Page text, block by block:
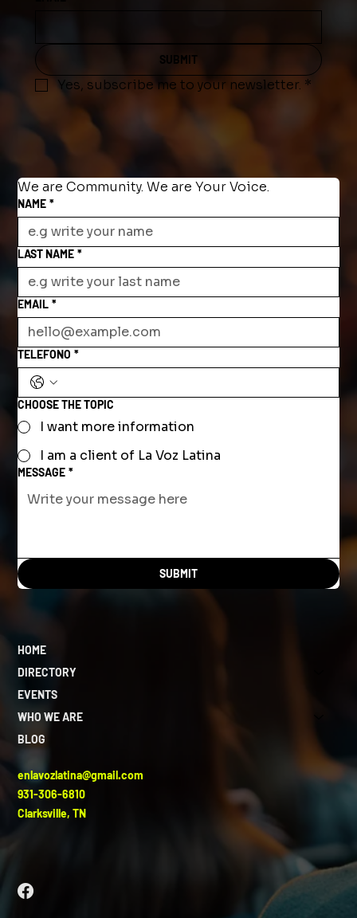
SUBMIT
Yes, subscribe me to your newsletter. *
We are Community. We are Your Voice.
NAME *
LAST NAME *
EMAIL *
TELEFONO *
CHOOSE THE TOPIC
I want more information
I am a client of La Voz Latina
MESSAGE *
SUBMIT
HOME
DIRECTORY
EVENTS
WHO WE ARE
BLOG
enlavozlatina@gmail.com
931-306-6810
Clarksville, TN